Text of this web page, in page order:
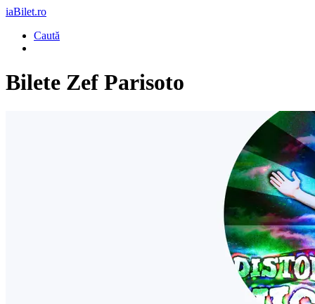
iaBilet.ro
Caută
Bilete Zef Parisoto